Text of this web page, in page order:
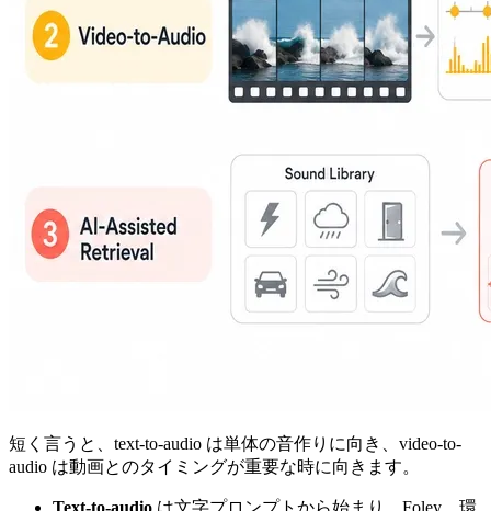
短く言うと、text-to-audio は単体の音作りに向き、video-to-
audio は動画とのタイミングが重要な時に向きます。
Text-to-audio は文字プロンプトから始まり、Foley、環